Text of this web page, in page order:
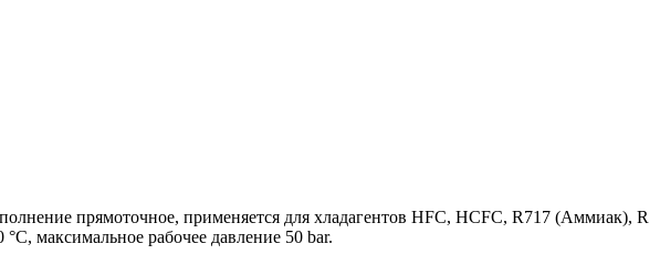
прямоточное, применяется для хладагентов HFC, HCFC, R717 (Аммиак), R
максимальное рабочее давление 50 bar.